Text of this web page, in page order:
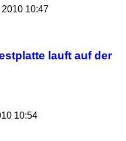
10:47
lauft auf der
10:54